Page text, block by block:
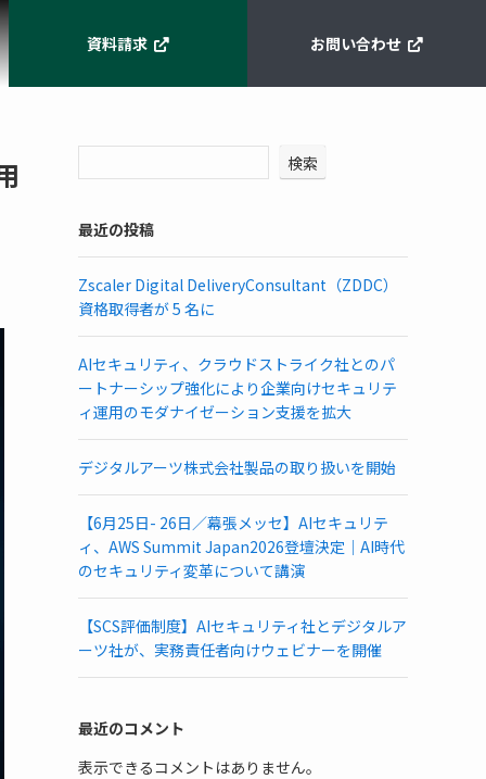
資料請求 お問い合わせ
検索
最近の投稿
Zscaler Digital DeliveryConsultant（ZDDC）
資格取得者が 5 名に
AIセキュリティ、クラウドストライク社とのパ
ートナーシップ強化により企業向けセキュリテ
ィ運用のモダナイゼーション支援を拡大
デジタルアーツ株式会社製品の取り扱いを開始
【6月25日- 26日／幕張メッセ】AIセキュリテ
ィ、AWS Summit Japan2026登壇決定｜AI時代
のセキュリティ変革について講演
【SCS評価制度】AIセキュリティ社とデジタルア
ーツ社が、実務責任者向けウェビナーを開催
最近のコメント
表示できるコメントはありません。